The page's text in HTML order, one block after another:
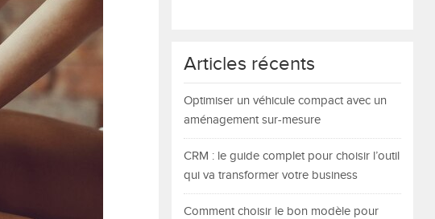
Articles récents
Optimiser un véhicule compact avec un
aménagement sur-mesure
CRM : le guide complet pour choisir l’outil
qui va transformer votre business
Comment choisir le bon modèle pour